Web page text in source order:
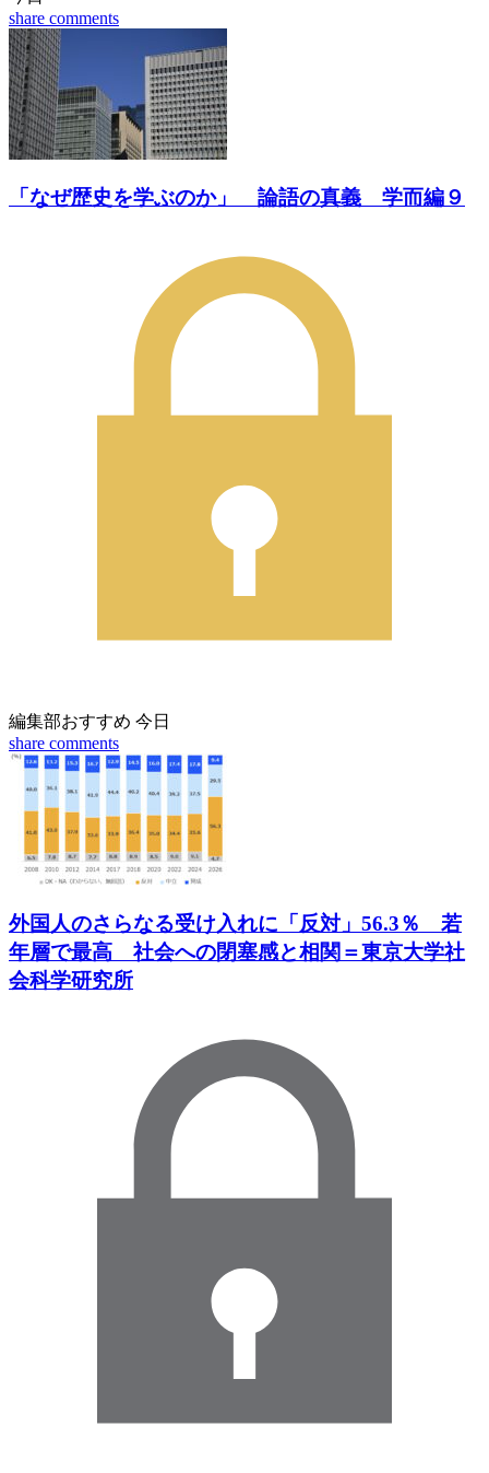
share comments
「なぜ歴史を学ぶのか」 論語の真義 学而編９
編集部おすすめ 今日
share comments
外国人のさらなる受け入れに「反対」56.3％ 若
年層で最高 社会への閉塞感と相関＝東京大学社
会科学研究所